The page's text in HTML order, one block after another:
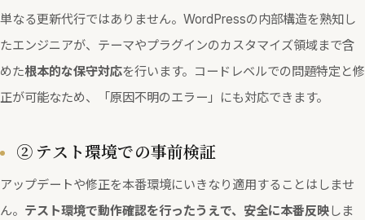
単なる更新代行ではありません。WordPressの内部構造を熟知し
たエンジニアが、テーマやプラグインのカスタマイズ領域まで含
めた根本的な保守対応を行います。コードレベルでの問題特定と修
正が可能なため、「原因不明のエラー」にも対応できます。
② テスト環境での事前検証
アップデートや修正を本番環境にいきなり適用することはしませ
ん。 テスト環境で動作確認を行ったうえで、安全に本番反映しま